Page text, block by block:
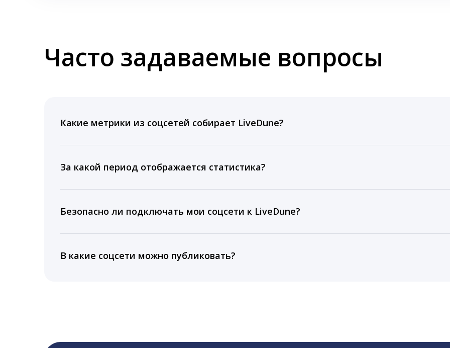
Часто задаваемые вопросы
Какие метрики из соцсетей собирает LiveDune?
время для публикации, показываем лучшие посты и присылаем автоматические отчеты с
За какой период отображается статистика?
подключении тарифа Блогер. При оплате тарифа Бизнес отображаются сведения за 3 года, а
5 лет.
Безопасно ли подключать мои соцсети к LiveDune?
информацию третьим лицам.
В какие соцсети можно публиковать?